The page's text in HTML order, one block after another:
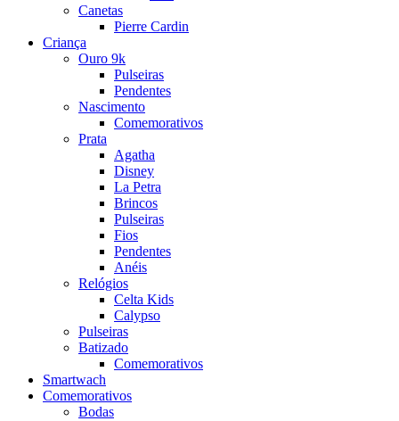
Canetas
Pierre Cardin
Criança
Ouro 9k
Pulseiras
Pendentes
Nascimento
Comemorativos
Prata
Agatha
Disney
La Petra
Brincos
Pulseiras
Fios
Pendentes
Anéis
Relógios
Celta Kids
Calypso
Pulseiras
Batizado
Comemorativos
Smartwach
Comemorativos
Bodas